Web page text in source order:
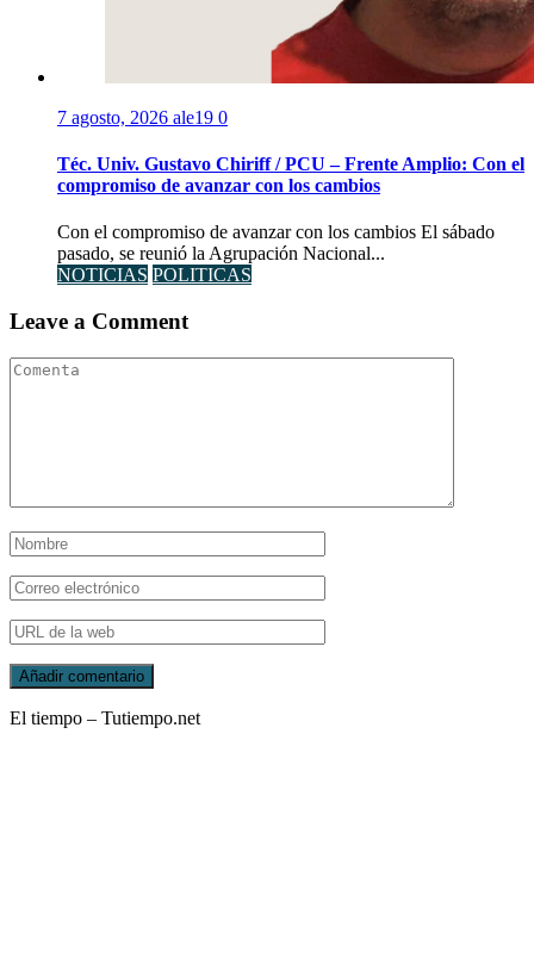
7 agosto, 2026 ale19 0
Téc. Univ. Gustavo Chiriff / PCU – Frente Amplio: Con el
compromiso de avanzar con los cambios
Con el compromiso de avanzar con los cambios El sábado
pasado, se reunió la Agrupación Nacional...
NOTICIAS POLITICAS
Leave a Comment
El tiempo – Tutiempo.net